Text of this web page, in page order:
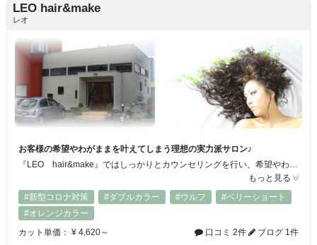
LEO hair&make
レオ
お客様の希望やわがままを叶えてしまう理想の実力派サロン♪
『LEO hair&make』ではしっかりとカウンセリングを行い、希望やわがままをヒアリング♪お客様の理想へ、豊富な感性と技術を持つスタッフがしっかりと再現いたします。お客様の悩みを残さない理想のサロンです♪♪
もっと見る
#新型コロナ対策
#ダブルカラー #ウルフ
#ベリーショート
#オレンジカラー
カット単価： ¥ 4,620～
口コミ 2件
ブログ 1件